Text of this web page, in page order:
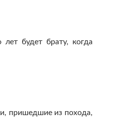
будет брату, когда
пришедшие из похода,